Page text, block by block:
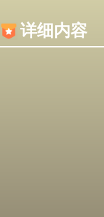
详细内容